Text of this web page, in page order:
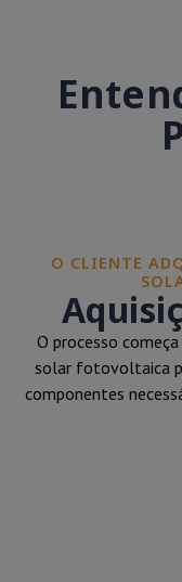
O CLIENTE
O processo
solar fotovoltaica
componentes